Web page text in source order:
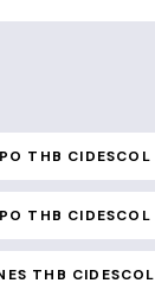
THB CIDESCOL
THB CIDESCOL
THB CIDESCOL